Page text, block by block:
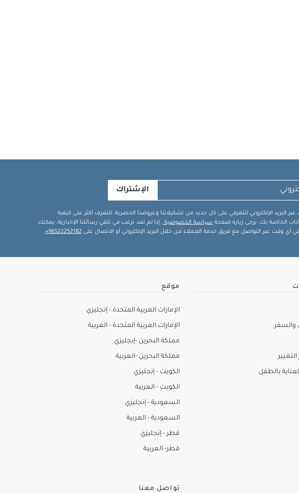
الإشتراك
البريد الإلكتروني لتتعرفي على كل جديد من تشكيلاتنا وعروضنا الحصرية. للتعرف أكثر على كيفية
الخاصة بك، يرجى زيارة صفحة سياسة الخصوصية . إذا لم تعد ترغب في تلقي رسائلنا الإخبارية، يمكنك
أي وقت عبر التواصل مع فريق خدمة العملاء من خلال البريد الإلكتروني أو الاتصال على 96522252182+
.
والسفر
بالطفل
موقع
الإمارات العربية المتحدة - إنجليزي
الإمارات العربية المتحدة - العربية
مملكة البحرين -إنجليزي
مملكة البحرين -العربية
الكويت - إنجليزي
الكويت - العربية
السعودية - إنجليزي
السعودية - العربية
قطر - إنجليزي
قطر- العربية
تواصل معنا